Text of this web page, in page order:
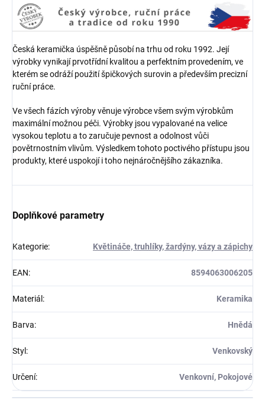
Česká keramička úspěšně působí na trhu od roku 1992. Její
výrobky vynikají prvotřídní kvalitou a perfektním provedením, ve
kterém se odráží použití špičkových surovin a především precizní
ruční práce.
Ve všech fázích výroby věnuje výrobce všem svým výrobkům
maximální možnou péči. Výrobky jsou vypalované na velice
vysokou teplotu a to zaručuje pevnost a odolnost vůči
povětrnostním vlivům. Výsledkem tohoto poctivého přístupu jsou
produkty, které uspokojí i toho nejnáročnějšího zákazníka.
Doplňkové parametry
Kategorie: Květináče, truhlíky, žardýny, vázy a zápichy
EAN: 8594063006205
Materiál : Keramika
Barva: Hnědá
Styl : Venkovský
Určení: Venkovní, Pokojové